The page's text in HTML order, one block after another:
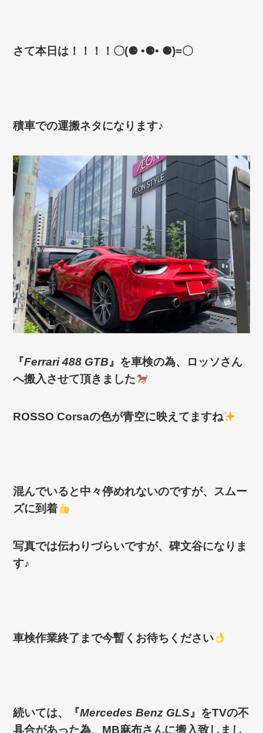
さて本日は！！！！〇(⚈ •⚈• ⚈)=〇
積車での運搬ネタになります♪
『Ferrari 488 GTB』を車検の為、
ロッソさん
へ搬入させて頂きました
ROSSO Corsaの色が青空に映えてますね
混んでいると中々停めれないのですが、スムー
ズに到着
写真では伝わりづらいですが、碑文谷になりま
す♪
車検作業終了まで今暫くお待ちください
続いては、『Mercedes Benz GLS』をTVの不
具合があった為、 MB麻布さんに搬入致しまし